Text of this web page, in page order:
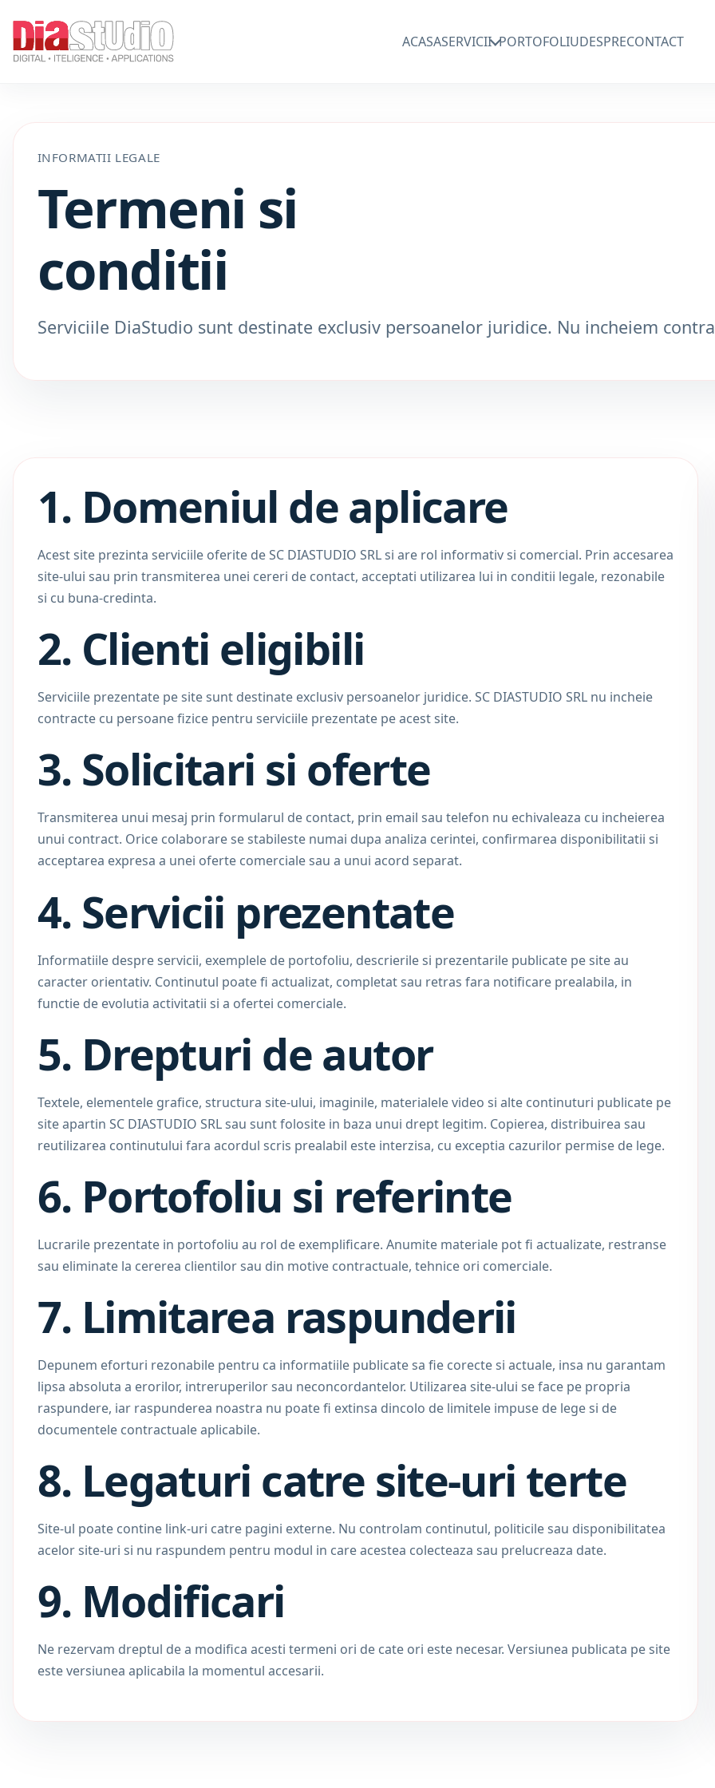
ACASASERVICII PORTOFOLIUDESPRECONTACT
INFORMATII LEGALE
Termeni si
conditii
Serviciile DiaStudio sunt destinate exclusiv persoanelor juridice. Nu incheiem
1. Domeniul de aplicare
Acest site prezinta serviciile oferite de SC DIASTUDIO SRL si are rol informativ si comercial. Prin accesarea
site-ului sau prin transmiterea unei cereri de contact, acceptati utilizarea lui in conditii legale, rezonabile
si cu buna-credinta.
2. Clienti eligibili
Serviciile prezentate pe site sunt destinate exclusiv persoanelor juridice. SC DIASTUDIO SRL nu incheie
contracte cu persoane fizice pentru serviciile prezentate pe acest site.
3. Solicitari si oferte
Transmiterea unui mesaj prin formularul de contact, prin email sau telefon nu echivaleaza cu incheierea
unui contract. Orice colaborare se stabileste numai dupa analiza cerintei, confirmarea disponibilitatii si
acceptarea expresa a unei oferte comerciale sau a unui acord separat.
4. Servicii prezentate
Informatiile despre servicii, exemplele de portofoliu, descrierile si prezentarile publicate pe site au
caracter orientativ. Continutul poate fi actualizat, completat sau retras fara notificare prealabila, in
functie de evolutia activitatii si a ofertei comerciale.
5. Drepturi de autor
Textele, elementele grafice, structura site-ului, imaginile, materialele video si alte continuturi publicate pe
site apartin SC DIASTUDIO SRL sau sunt folosite in baza unui drept legitim. Copierea, distribuirea sau
reutilizarea continutului fara acordul scris prealabil este interzisa, cu exceptia cazurilor permise de lege.
6. Portofoliu si referinte
Lucrarile prezentate in portofoliu au rol de exemplificare. Anumite materiale pot fi actualizate, restranse
sau eliminate la cererea clientilor sau din motive contractuale, tehnice ori comerciale.
7. Limitarea raspunderii
Depunem eforturi rezonabile pentru ca informatiile publicate sa fie corecte si actuale, insa nu garantam
lipsa absoluta a erorilor, intreruperilor sau neconcordantelor. Utilizarea site-ului se face pe propria
raspundere, iar raspunderea noastra nu poate fi extinsa dincolo de limitele impuse de lege si de
documentele contractuale aplicabile.
8. Legaturi catre site-uri terte
Site-ul poate contine link-uri catre pagini externe. Nu controlam continutul, politicile sau disponibilitatea
acelor site-uri si nu raspundem pentru modul in care acestea colecteaza sau prelucreaza date.
9. Modificari
Ne rezervam dreptul de a modifica acesti termeni ori de cate ori este necesar. Versiunea publicata pe site
este versiunea aplicabila la momentul accesarii.